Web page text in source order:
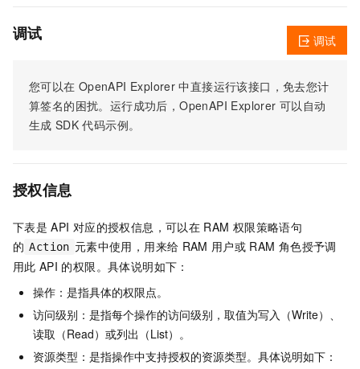
调试
您可以在 OpenAPI Explorer 中直接运行该接口，免去您计
算签名的困扰。运行成功后，OpenAPI Explorer 可以自动
生成 SDK 代码示例。
调试
授权信息
下表是 API 对应的授权信息，可以在 RAM 权限策略语句
的 Action 元素中使用，用来给 RAM 用户或 RAM 角色授予调
用此 API 的权限。具体说明如下：
操作：是指具体的权限点。
访问级别：是指每个操作的访问级别，取值为写入（Write）、
读取（Read）或列出（List）。
资源类型：是指操作中支持授权的资源类型。具体说明如下：